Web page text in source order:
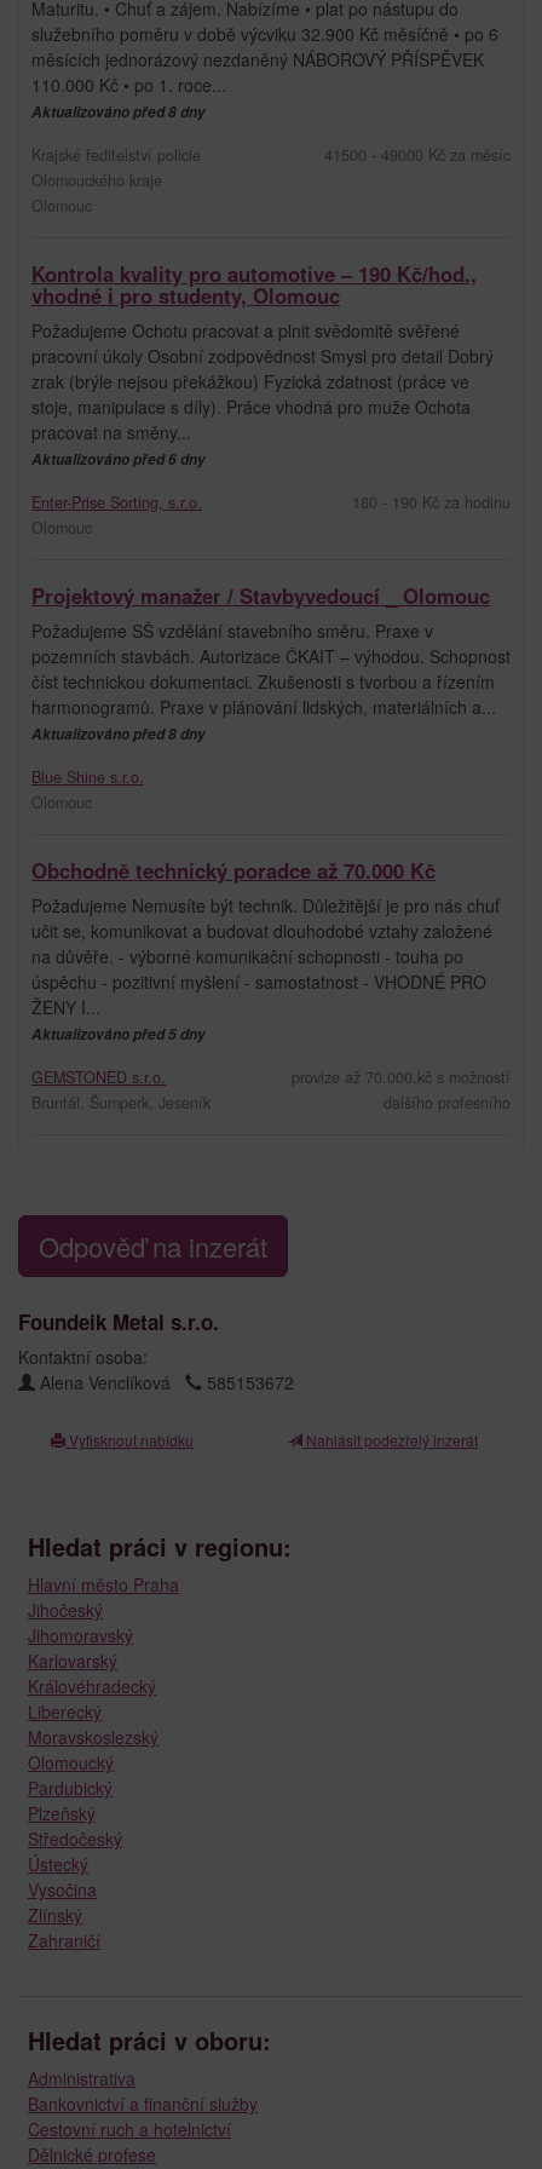
Maturitu. • Chuť a zájem. Nabízíme • plat po nástupu do
služebního poměru v době výcviku 32.900 Kč měsíčně • po 6
měsících jednorázový nezdaněný NÁBOROVÝ PŘÍSPĚVEK
110.000 Kč • po 1. roce...
Aktualizováno před 8 dny
Krajské ředitelství policie
Olomouckého kraje
Olomouc
41500 - 49000 Kč za měsíc
Kontrola kvality pro automotive – 190 Kč/hod.,
vhodné i pro studenty, Olomouc
Požadujeme Ochotu pracovat a plnit svědomitě svěřené
pracovní úkoly Osobní zodpovědnost Smysl pro detail Dobrý
zrak (brýle nejsou překážkou) Fyzická zdatnost (práce ve
stoje, manipulace s díly). Práce vhodná pro muže Ochota
pracovat na směny...
Aktualizováno před 6 dny
Enter-Prise Sorting, s.r.o.
Olomouc
180 - 190 Kč za hodinu
Projektový manažer / Stavbyvedoucí _ Olomouc
Požadujeme SŠ vzdělání stavebního směru. Praxe v
pozemních stavbách. Autorizace ČKAIT – výhodou. Schopnost
číst technickou dokumentaci. Zkušenosti s tvorbou a řízením
harmonogramů. Praxe v plánování lidských, materiálních a...
Aktualizováno před 8 dny
Blue Shine s.r.o.
Olomouc
Obchodně technický poradce až 70.000 Kč
Požadujeme Nemusíte být technik. Důležitější je pro nás chuť
učit se, komunikovat a budovat dlouhodobé vztahy založené
na důvěře. - výborné komunikační schopnosti - touha po
úspěchu - pozitivní myšlení - samostatnost - VHODNÉ PRO
ŽENY I...
Aktualizováno před 5 dny
GEMSTONED s.r.o.
Bruntál, Šumperk, Jeseník
provize až 70.000.kč s možností
dalšího profesního
Odpověď na inzerát
Foundeik Metal s.r.o.
Kontaktní osoba:
Alena Venclíková
585153672
Vytisknout nabídku Nahlásit podezřelý inzerát
Hledat práci v regionu:
Hlavní město Praha
Jihočeský
Jihomoravský
Karlovarský
Královéhradecký
Liberecký
Moravskoslezský
Olomoucký
Pardubický
Plzeňský
Středočeský
Ústecký
Vysočina
Zlínský
Zahraničí
Hledat práci v oboru:
Administrativa
Bankovnictví a finanční služby
Cestovní ruch a hotelnictví
Dělnické profese